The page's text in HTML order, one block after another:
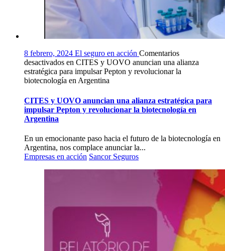
8 febrero, 2024 El seguro en acción Comentarios
desactivados en CITES y UOVO anuncian una alianza
estratégica para impulsar Pepton y revolucionar la
biotecnología en Argentina
CITES y UOVO anuncian una alianza estratégica para
impulsar Pepton y revolucionar la biotecnología en
Argentina
En un emocionante paso hacia el futuro de la biotecnología en
Argentina, nos complace anunciar la...
Empresas en acción Sancor Seguros